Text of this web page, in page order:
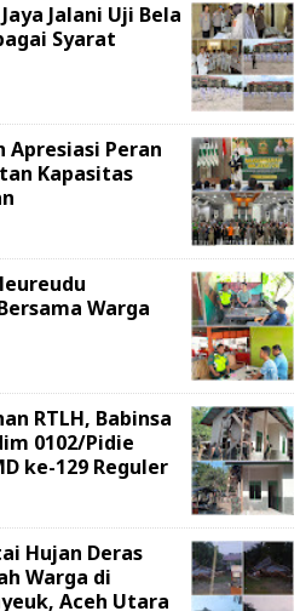
Jalani Uji Bela
Syarat
Apresiasi Peran
Kapasitas
Warga
RTLH, Babinsa
0102/Pidie
ke-129 Reguler
Hujan Deras
Warga di
Aceh Utara